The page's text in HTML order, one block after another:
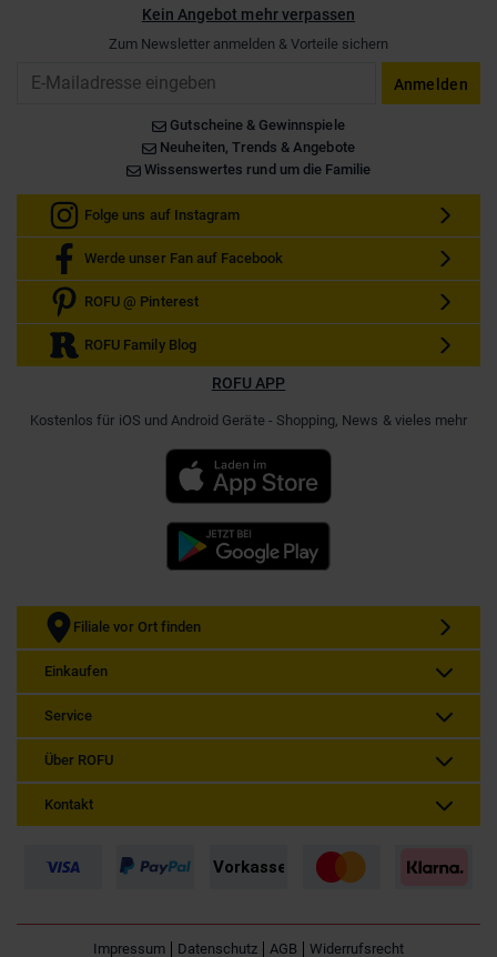
Kein Angebot mehr verpassen
Zum Newsletter anmelden & Vorteile sichern
Anmelden
Gutscheine & Gewinnspiele
Neuheiten, Trends & Angebote
Wissenswertes rund um die Familie
Folge uns auf Instagram
Werde unser Fan auf Facebook
ROFU @ Pinterest
ROFU Family Blog
ROFU APP
Kostenlos für iOS und Android Geräte - Shopping, News & vieles mehr
Filiale vor Ort finden
Einkaufen
Service
Über ROFU
Kontakt
Impressum Datenschutz AGB Widerrufsrecht